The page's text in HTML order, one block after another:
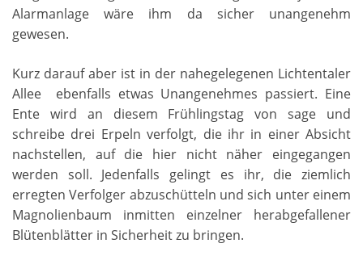
Alarmanlage wäre ihm da sicher unangenehm
gewesen.
Kurz darauf aber ist in der nahegelegenen Lichtentaler
Allee ebenfalls etwas Unangenehmes passiert. Eine
Ente wird an diesem Frühlingstag von sage und
schreibe drei Erpeln verfolgt, die ihr in einer Absicht
nachstellen, auf die hier nicht näher eingegangen
werden soll. Jedenfalls gelingt es ihr, die ziemlich
erregten Verfolger abzuschütteln und sich unter einem
Magnolienbaum inmitten einzelner herabgefallener
Blütenblätter in Sicherheit zu bringen.